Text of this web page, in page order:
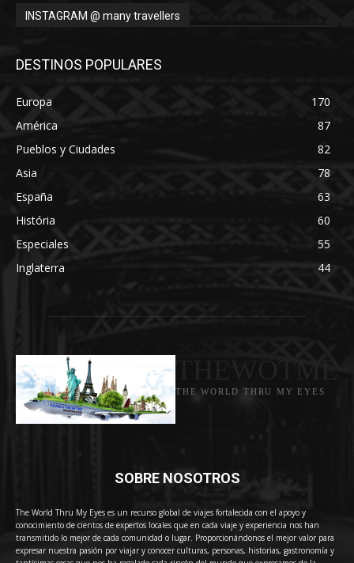
INSTAGRAM @ many travellers
DESTINOS POPULARES
Europa
170
América
87
Pueblos y Ciudades
82
Asia
78
España
63
História
60
Especiales
55
Inglaterra
44
THE WORLD THRU MY EYES
SOBRE NOSOTROS
The World Thru My Eyes es un recurso global de viajes fortalecida con el apoyo y
conocimiento de cientos de expertos locales que en cada viaje y experiencia nos han
transmitido lo mejor de cada comunidad o lugar. Proporcionándonos el mejor valor para
expresar nuestra pasión por viajar y conocer culturas, personas, historias, gastronomía y